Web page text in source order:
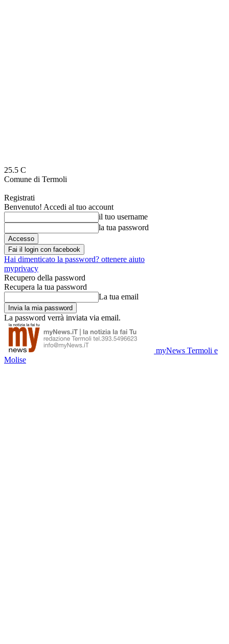
25.5 C
Comune di Termoli
Registrati
Benvenuto! Accedi al tuo account
il tuo username
la tua password
Fai il login con facebook
Hai dimenticato la password? ottenere aiuto
myprivacy
Recupero della password
Recupera la tua password
La tua email
La password verrà inviata via email.
myNews Termoli e
Molise